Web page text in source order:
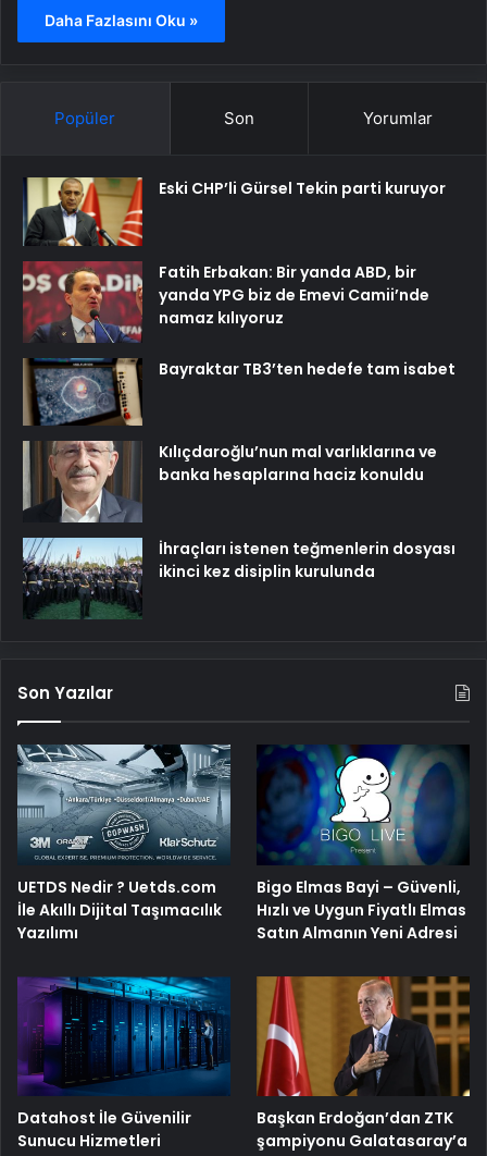
Daha Fazlasını Oku »
Popüler Son Yorumlar
Eski CHP’li Gürsel Tekin parti kuruyor
Fatih Erbakan: Bir yanda ABD, bir
yanda YPG biz de Emevi Camii’nde
namaz kılıyoruz
Bayraktar TB3’ten hedefe tam isabet
Kılıçdaroğlu’nun mal varlıklarına ve
banka hesaplarına haciz konuldu
İhraçları istenen teğmenlerin dosyası
ikinci kez disiplin kurulunda
Son Yazılar
UETDS Nedir ? Uetds.com
İle Akıllı Dijital Taşımacılık
Yazılımı
Bigo Elmas Bayi – Güvenli,
Hızlı ve Uygun Fiyatlı Elmas
Satın Almanın Yeni Adresi
Datahost İle Güvenilir
Sunucu Hizmetleri
Başkan Erdoğan’dan ZTK
şampiyonu Galatasaray’a